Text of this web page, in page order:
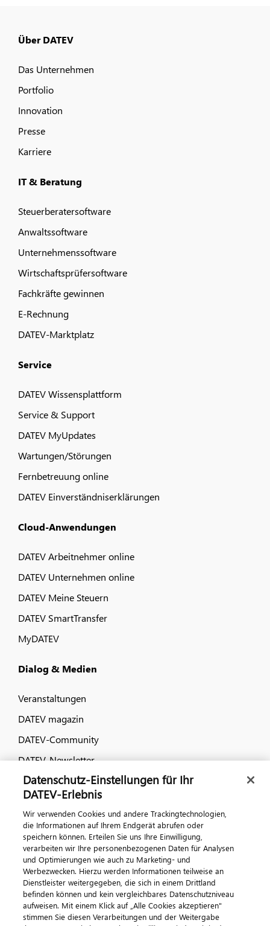
Über DATEV
Das Unternehmen
Portfolio
Innovation
Presse
Karriere
IT & Beratung
Steuerberatersoftware
Anwaltssoftware
Unternehmenssoftware
Wirtschaftsprüfersoftware
Fachkräfte gewinnen
E-Rechnung
DATEV-Marktplatz
Service
DATEV Wissensplattform
Service & Support
DATEV MyUpdates
Wartungen/Störungen
Fernbetreuung online
DATEV Einverständniserklärungen
Cloud-Anwendungen
DATEV Arbeitnehmer online
DATEV Unternehmen online
DATEV Meine Steuern
DATEV SmartTransfer
MyDATEV
Dialog & Medien
Veranstaltungen
DATEV magazin
DATEV-Community
DATEV-Newsletter
Kontaktieren Sie uns
ImpressumDatenschutzAGB Kontakt
Cookie-Einstellungen
Datenschutz-Einstellungen für Ihr
DATEV-Erlebnis
Wir verwenden Cookies und andere Trackingtechnologien,
die Informationen auf Ihrem Endgerät abrufen oder
speichern können. Erteilen Sie uns Ihre Einwilligung,
verarbeiten wir Ihre personenbezogenen Daten für Analysen
und Optimierungen wie auch zu Marketing- und
Werbezwecken. Hierzu werden Informationen teilweise an
Dienstleister weitergegeben, die sich in einem Drittland
befinden können und kein vergleichbares Datenschutzniveau
aufweisen. Mit einem Klick auf „Alle Cookies akzeptieren"
stimmen Sie diesen Verarbeitungen und der Weitergabe